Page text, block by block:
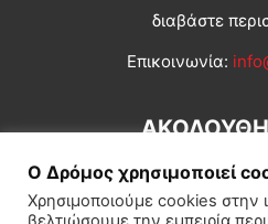
διαβάστε
Επικοινωνία:
Ο Δρόμος χρησιμοποιεί
Χρησιμοποιούμε cookies στην